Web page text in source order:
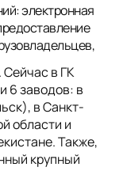
электронная
Сейчас в ГК
6 заводов: в
в Санкт-
области и
Также,
крупный